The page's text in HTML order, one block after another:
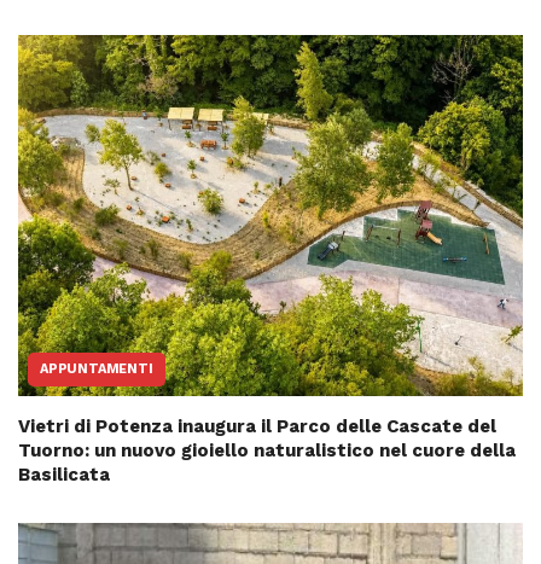
APPUNTAMENTI
Vietri di Potenza inaugura il Parco delle Cascate del
Tuorno: un nuovo gioiello naturalistico nel cuore della
Basilicata